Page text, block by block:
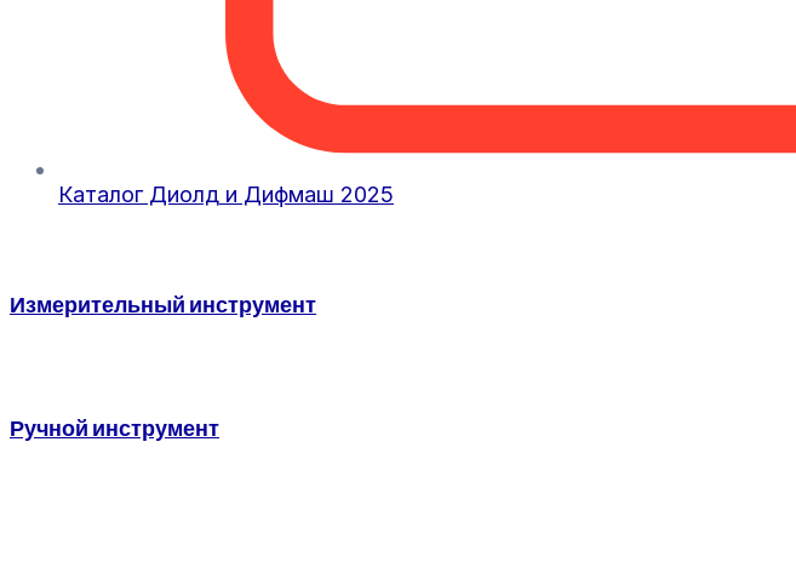
Каталог Диолд и Дифмаш 2025
Измерительный инструмент
Ручной инструмент